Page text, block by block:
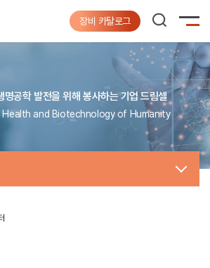
장비 카탈로그
명공학 발전을 위해 봉사하는 기업 드림셀
Health and Biotechnology of Humanity